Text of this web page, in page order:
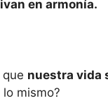
en armonía.
nuestra vida
mismo?